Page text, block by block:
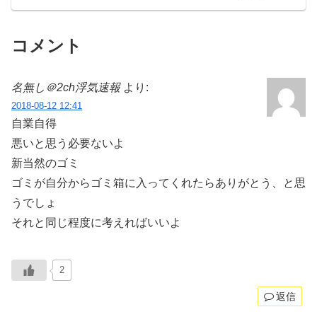
コメント
名無し＠2ch浮気速報 より:
2018-08-12 12:41
自業自得
悪いと思う必要ないよ
新当然のゴミ
ゴミが自分からゴミ箱に入ってくれたらありがとう、と思
うでしょ
それと同じ程度に考えればいいよ
2
返信